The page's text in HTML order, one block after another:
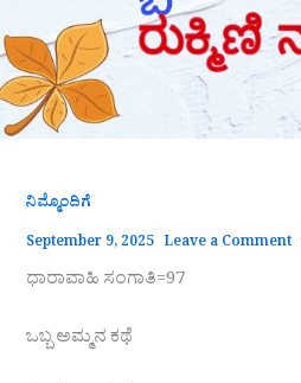
ನಿಮ್ಮೊಂದಿಗೆ
September 9, 2025 Leave a Comment
ಧಾರಾವಾಹಿ ಸಂಗಾತಿ=97
ಒಬ್ಬ ಅಮ್ಮನ ಕಥೆ